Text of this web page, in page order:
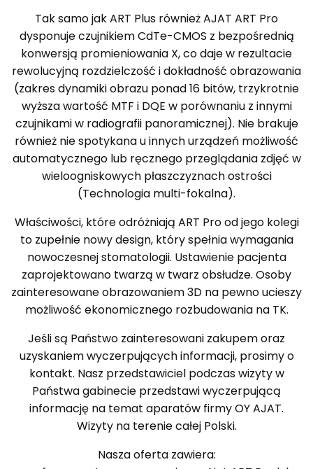
Tak samo jak ART Plus również AJAT ART Pro
dysponuje czujnikiem CdTe-CMOS z bezpośrednią
konwersją promieniowania X, co daje w rezultacie
rewolucyjną rozdzielczość i dokładność obrazowania
(zakres dynamiki obrazu ponad 16 bitów, trzykrotnie
wyższa wartość MTF i DQE w porównaniu z innymi
czujnikami w radiografii panoramicznej). Nie brakuje
również nie spotykana u innych urządzeń możliwość
automatycznego lub ręcznego przeglądania zdjęć w
wieloogniskowych płaszczyznach ostrości
(Technologia multi-fokalna).
Właściwości, które odróżniają ART Pro od jego kolegi
to zupełnie nowy design, który spełnia wymagania
nowoczesnej stomatologii. Ustawienie pacjenta
zaprojektowano twarzą w twarz obsłudze. Osoby
zainteresowane obrazowaniem 3D na pewno ucieszy
możliwość ekonomicznego rozbudowania na TK.
Jeśli są Państwo zainteresowani zakupem oraz
uzyskaniem wyczerpujących informacji, prosimy o
kontakt. Nasz przedstawiciel podczas wizyty w
Państwa gabinecie przedstawi wyczerpującą
informację na temat aparatów firmy OY AJAT.
Wizyty na terenie całej Polski.
Nasza oferta zawiera: